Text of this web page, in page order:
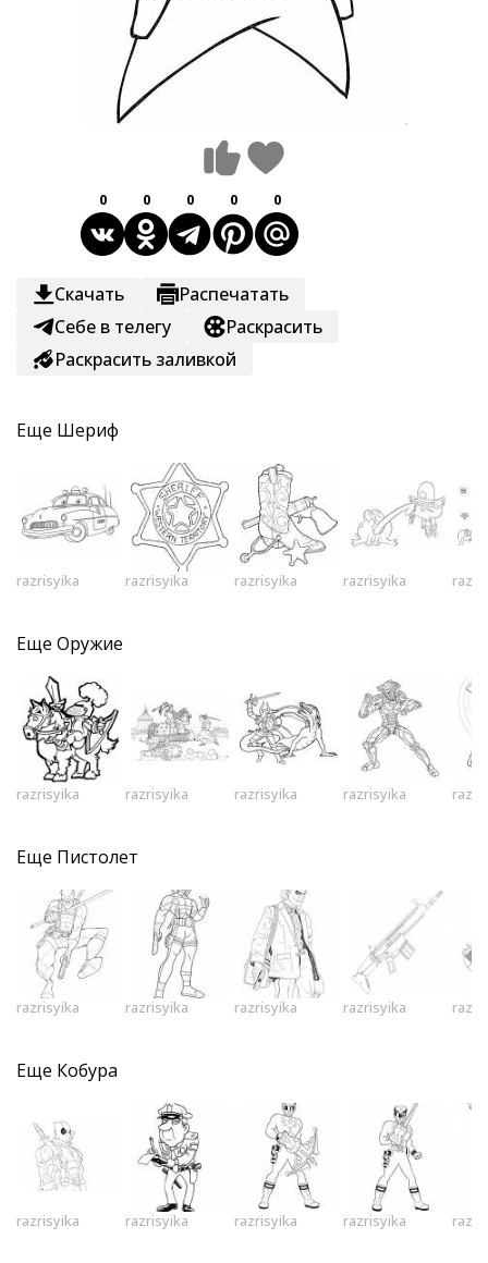
0 0 0 0 0
Скачать
Распечатать
Себе в телегу
Раскрасить
Раскрасить заливкой
Еще Шериф
razrisyika razrisyika razrisyika razrisyika
Еще Оружие
razrisyika razrisyika razrisyika razrisyika
Еще Пистолет
razrisyika razrisyika razrisyika razrisyika
Еще Кобура
razrisyika razrisyika razrisyika razrisyika